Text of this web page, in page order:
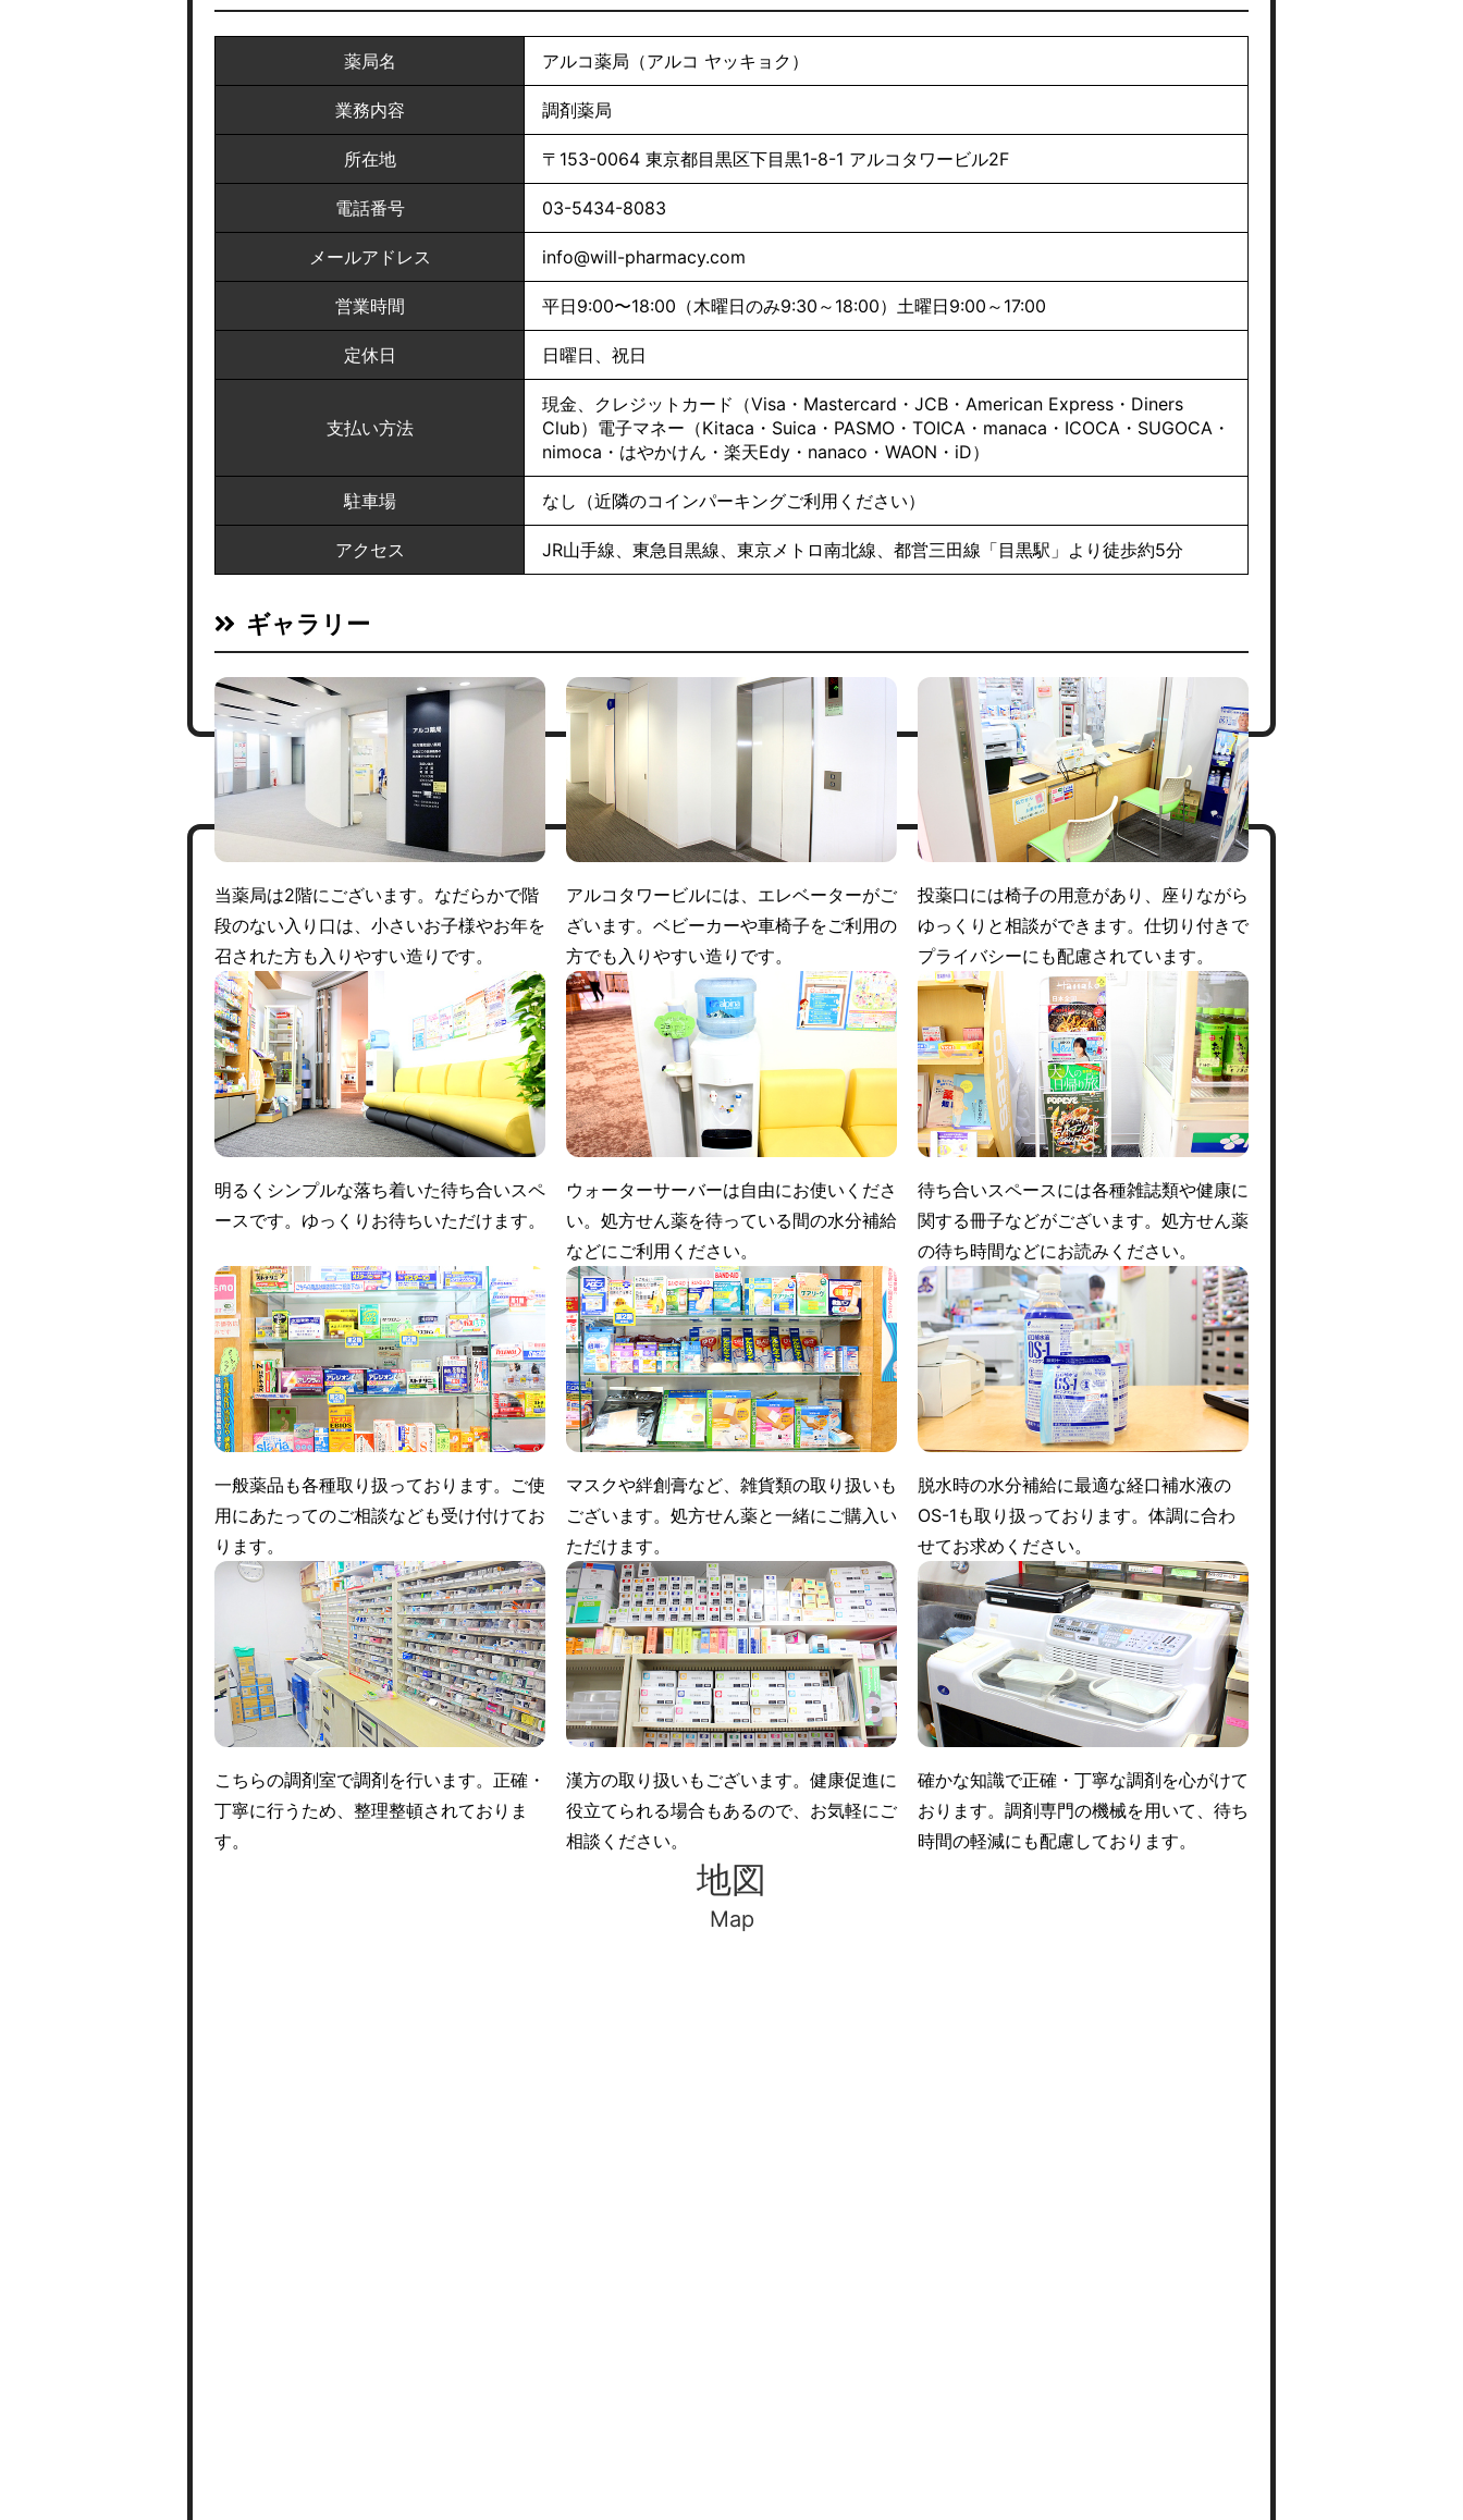
薬局名 アルコ薬局（アルコ ヤッキョク）
業務内容 調剤薬局
所在地 〒153-0064 東京都目黒区下目黒1-8-1 アルコタワービル2F
電話番号 03-5434-8083
メールアドレス info@will-pharmacy.com
営業時間 平日9:00〜18:00（木曜日のみ9:30～18:00）土曜日9:00～17:00
定休日 日曜日、祝日
支払い方法
現金、クレジットカード（Visa・Mastercard・JCB・American Express・Diners
Club）電子マネー（Kitaca・Suica・PASMO・TOICA・manaca・ICOCA・SUGOCA・
nimoca・はやかけん・楽天Edy・nanaco・WAON・iD）
駐車場 なし（近隣のコインパーキングご利用ください）
アクセス JR山手線、東急目黒線、東京メトロ南北線、都営三田線「目黒駅」より徒歩約5分
ギャラリー
当薬局は2階にございます。なだらかで階
段のない入り口は、小さいお子様やお年を
召された方も入りやすい造りです。
アルコタワービルには、エレベーターがご
ざいます。ベビーカーや車椅子をご利用の
方でも入りやすい造りです。
投薬口には椅子の用意があり、座りながら
ゆっくりと相談ができます。仕切り付きで
プライバシーにも配慮されています。
明るくシンプルな落ち着いた待ち合いスペ
ースです。ゆっくりお待ちいただけます。
ウォーターサーバーは自由にお使いくださ
い。処方せん薬を待っている間の水分補給
などにご利用ください。
待ち合いスペースには各種雑誌類や健康に
関する冊子などがございます。処方せん薬
の待ち時間などにお読みください。
一般薬品も各種取り扱っております。ご使
用にあたってのご相談なども受け付けてお
ります。
マスクや絆創膏など、雑貨類の取り扱いも
ございます。処方せん薬と一緒にご購入い
ただけます。
脱水時の水分補給に最適な経口補水液の
OS-1も取り扱っております。体調に合わ
せてお求めください。
こちらの調剤室で調剤を行います。正確・
丁寧に行うため、整理整頓されておりま
す。
漢方の取り扱いもございます。健康促進に
役立てられる場合もあるので、お気軽にご
相談ください。
確かな知識で正確・丁寧な調剤を心がけて
おります。調剤専門の機械を用いて、待ち
時間の軽減にも配慮しております。
地図
Map